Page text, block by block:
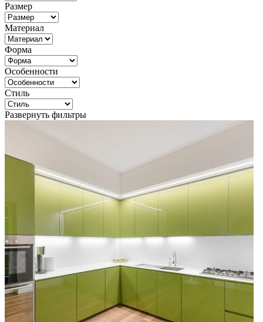
Размер
Материал
Форма
Особенности
Стиль
Развернуть фильтры